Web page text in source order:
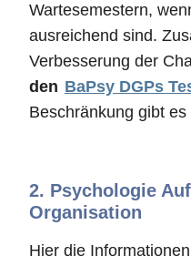
Wartesemestern,
ausreichend sind.
Verbesserung der
den BaPsy DGPs
Beschränkung gibt
2. Psychologie
Organisation
Hier die